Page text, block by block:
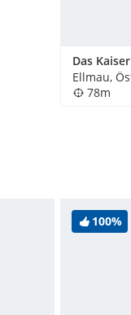
Das
Ellmau,
78m
100%